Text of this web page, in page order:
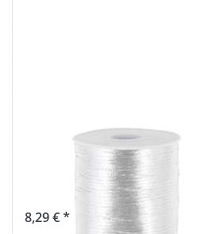
Satinkordel -
2mm stark -
Farbe: weiß
8,29 € *